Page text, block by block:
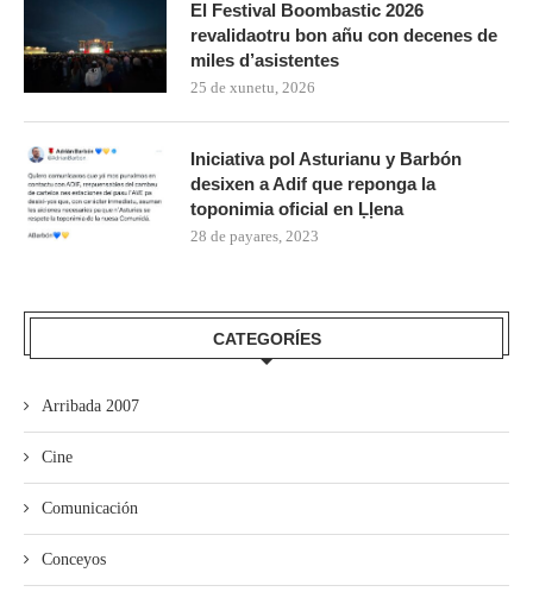
El Festival Boombastic 2026
revalidaotru bon añu con decenes de
miles d’asistentes
25 de xunetu, 2026
Iniciativa pol Asturianu y Barbón
desixen a Adif que reponga la
toponimia oficial en Ḷḷena
28 de payares, 2023
CATEGORÍES
Arribada 2007
Cine
Comunicación
Conceyos